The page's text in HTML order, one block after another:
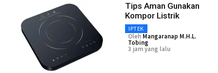
Tips Aman Gunakan
Kompor Listrik
IPTEK
Oleh Mangaranap M.H.L.
Tobing
3 jam yang lalu